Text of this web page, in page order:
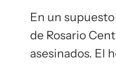
En un
de Rosario
asesinados. El